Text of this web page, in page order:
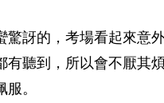
訝的，考場看起來意
聽到，所以會不厭其
。